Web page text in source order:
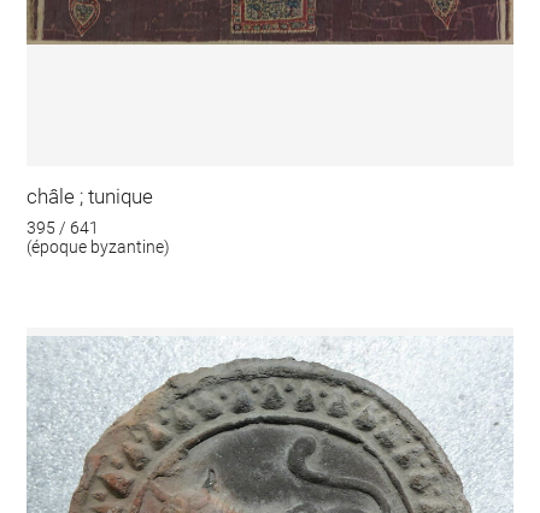
châle ; tunique
395 / 641
(époque byzantine)